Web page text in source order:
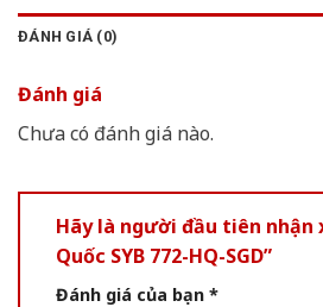
ĐÁNH GIÁ (0)
Đánh giá
Chưa có đánh giá nào.
Hãy là người đầu tiên nhận
Quốc SYB 772-HQ-SGD”
Đánh giá của bạn *